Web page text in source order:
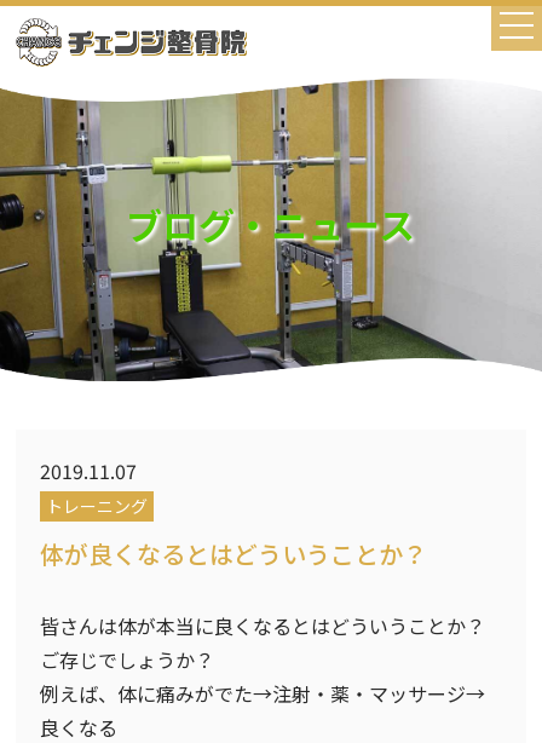
ブログ・ニュース
2019.11.07
トレーニング
体が良くなるとはどういうことか？
皆さんは体が本当に良くなるとはどういうことか？
ご存じでしょうか？
例えば、体に痛みがでた→注射・薬・マッサージ→
良くなる